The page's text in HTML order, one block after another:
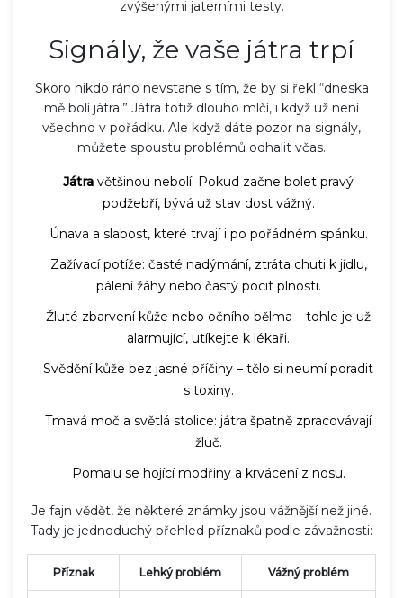
zvýšenými jaterními testy.
Signály, že vaše játra trpí
Skoro nikdo ráno nevstane s tím, že by si řekl “dneska
mě bolí játra.” Játra totiž dlouho mlčí, i když už není
všechno v pořádku. Ale když dáte pozor na signály,
můžete spoustu problémů odhalit včas.
Játra většinou nebolí. Pokud začne bolet pravý
podžebří, bývá už stav dost vážný.
Únava a slabost, které trvají i po pořádném spánku.
Zažívací potíže: časté nadýmání, ztráta chuti k jídlu,
pálení žáhy nebo častý pocit plnosti.
Žluté zbarvení kůže nebo očního bělma – tohle je už
alarmující, utíkejte k lékaři.
Svědění kůže bez jasné příčiny – tělo si neumí poradit
s toxiny.
Tmavá moč a světlá stolice: játra špatně zpracovávají
žluč.
Pomalu se hojící modřiny a krvácení z nosu.
Je fajn vědět, že některé známky jsou vážnější než jiné.
Tady je jednoduchý přehled příznaků podle závažnosti:
Příznak Lehký problém Vážný problém